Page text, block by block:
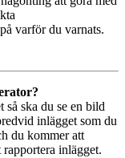
varför du varnats.
ska du se en bild
inlägget som du
du kommer att
inlägget.